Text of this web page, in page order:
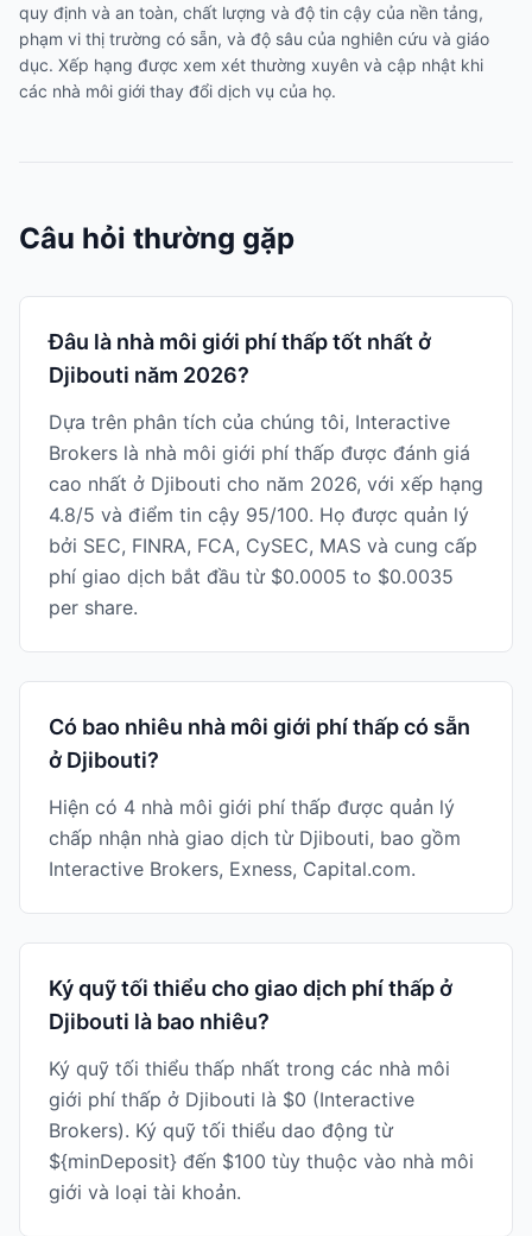
quy định và an toàn, chất lượng và độ tin cậy của nền tảng,
phạm vi thị trường có sẵn, và độ sâu của nghiên cứu và giáo
dục. Xếp hạng được xem xét thường xuyên và cập nhật khi
các nhà môi giới thay đổi dịch vụ của họ.
Câu hỏi thường gặp
Đâu là nhà môi giới phí thấp tốt nhất ở
Djibouti năm 2026?
Dựa trên phân tích của chúng tôi, Interactive
Brokers là nhà môi giới phí thấp được đánh giá
cao nhất ở Djibouti cho năm 2026, với xếp hạng
4.8/5 và điểm tin cậy 95/100. Họ được quản lý
bởi SEC, FINRA, FCA, CySEC, MAS và cung cấp
phí giao dịch bắt đầu từ $0.0005 to $0.0035
per share.
Có bao nhiêu nhà môi giới phí thấp có sẵn
ở Djibouti?
Hiện có 4 nhà môi giới phí thấp được quản lý
chấp nhận nhà giao dịch từ Djibouti, bao gồm
Interactive Brokers, Exness, Capital.com.
Ký quỹ tối thiểu cho giao dịch phí thấp ở
Djibouti là bao nhiêu?
Ký quỹ tối thiểu thấp nhất trong các nhà môi
giới phí thấp ở Djibouti là $0 (Interactive
Brokers). Ký quỹ tối thiểu dao động từ
${minDeposit} đến $100 tùy thuộc vào nhà môi
giới và loại tài khoản.